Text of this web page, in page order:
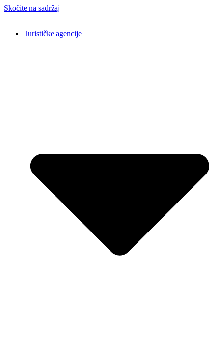
Skočite na sadržaj
Turističke agencije